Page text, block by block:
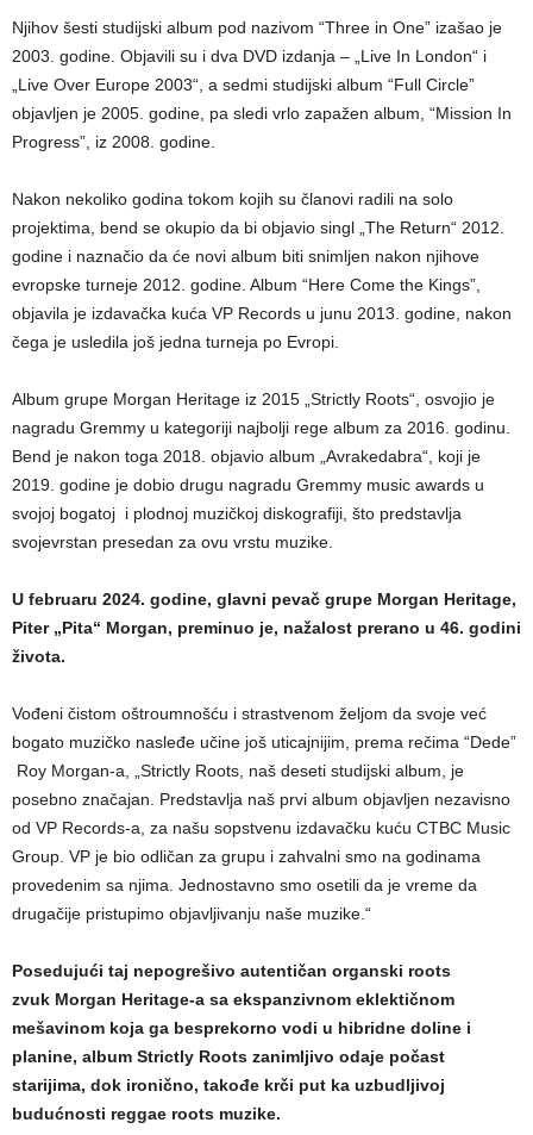
Njihov šesti studijski album pod nazivom “Three in One” izašao je
2003. godine. Objavili su i dva DVD izdanja – „Live In London“ i
„Live Over Europe 2003“, a sedmi studijski album “Full Circle”
objavljen je 2005. godine, pa sledi vrlo zapažen album, “Mission In
Progress”, iz 2008. godine.
Nakon nekoliko godina tokom kojih su članovi radili na solo
projektima, bend se okupio da bi objavio singl „The Return“ 2012.
godine i naznačio da će novi album biti snimljen nakon njihove
evropske turneje 2012. godine. Album “Here Come the Kings”,
objavila je izdavačka kuća VP Records u junu 2013. godine, nakon
čega je usledila još jedna turneja po Evropi.
Album grupe Morgan Heritage iz 2015 „Strictly Roots“, osvojio je
nagradu Gremmy u kategoriji najbolji rege album za 2016. godinu.
Bend je nakon toga 2018. objavio album „Avrakedabra“, koji je
2019. godine je dobio drugu nagradu Gremmy music awards u
svojoj bogatoj i plodnoj muzičkoj diskografiji, što predstavlja
svojevrstan presedan za ovu vrstu muzike.
U februaru 2024. godine, glavni pevač grupe Morgan Heritage,
Piter „Pita“ Morgan, preminuo je, nažalost prerano u 46. godini
života.
Vođeni čistom oštroumnošću i strastvenom željom da svoje već
bogato muzičko nasleđe učine još uticajnijim, prema rečima “Dede”
Roy Morgan-a, „Strictly Roots, naš deseti studijski album, je
posebno značajan. Predstavlja naš prvi album objavljen nezavisno
od VP Records-a, za našu sopstvenu izdavačku kuću CTBC Music
Group. VP je bio odličan za grupu i zahvalni smo na godinama
provedenim sa njima. Jednostavno smo osetili da je vreme da
drugačije pristupimo objavljivanju naše muzike.“
Posedujući taj nepogrešivo autentičan organski roots
zvuk Morgan Heritage-a sa ekspanzivnom eklektičnom
mešavinom koja ga besprekorno vodi u hibridne doline i
planine, album Strictly Roots zanimljivo odaje počast
starijima, dok ironično, takođe krči put ka uzbudljivoj
budućnosti reggae roots muzike.